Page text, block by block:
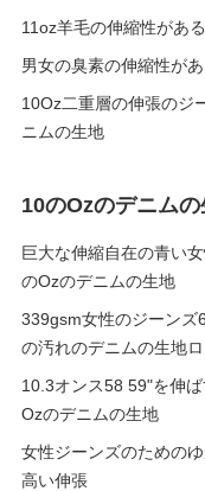
11oz羊毛の伸縮性があ
男女の臭素の伸縮性が
10Oz二重層の伸張のジ
ニムの生地
10のOzのデニム
巨大な伸縮自在の青い
のOzのデニムの生地
339gsm女性のジーンズ
の汚れのデニムの生地
10.3オンス58 59"を伸
Ozのデニムの生地
女性ジーンズのための
高い伸張